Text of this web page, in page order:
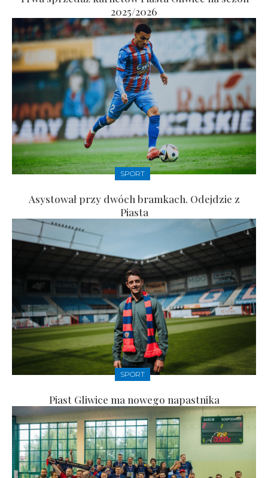
2025/2026
SPORT
Asystował przy dwóch bramkach. Odejdzie z
Piasta
SPORT
Piast Gliwice ma nowego napastnika